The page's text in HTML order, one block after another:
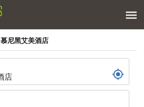
慕尼黑艾美酒店